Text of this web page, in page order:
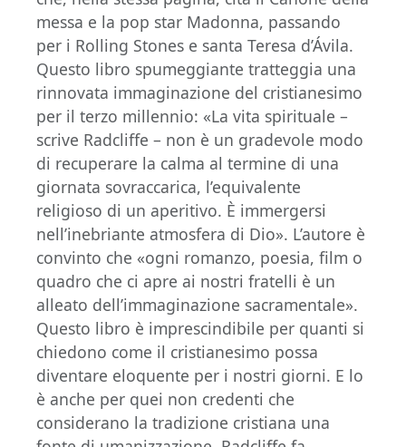
messa e la pop star Madonna, passando
per i Rolling Stones e santa Teresa d’Ávila.
Questo libro spumeggiante tratteggia una
rinnovata immaginazione del cristianesimo
per il terzo millennio: «La vita spirituale –
scrive Radcliffe – non è un gradevole modo
di recuperare la calma al termine di una
giornata sovraccarica, l’equivalente
religioso di un aperitivo. È immergersi
nell’inebriante atmosfera di Dio». L’autore è
convinto che «ogni romanzo, poesia, film o
quadro che ci apre ai nostri fratelli è un
alleato dell’immaginazione sacramentale».
Questo libro è imprescindibile per quanti si
chiedono come il cristianesimo possa
diventare eloquente per i nostri giorni. E lo
è anche per quei non credenti che
considerano la tradizione cristiana una